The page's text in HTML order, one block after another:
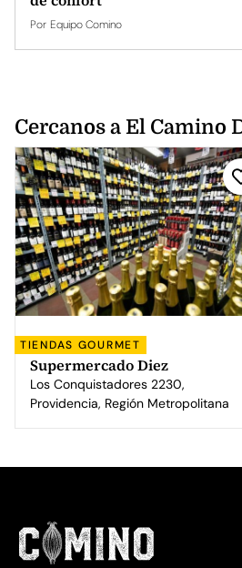
Por Equipo Comino
Cercanos a El Camino
TIENDAS GOURMET
Supermercado Diez
Los Conquistadores 2230,
Providencia, Región Metropolitana